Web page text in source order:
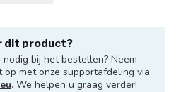
dit product?
bij het bestellen? Neem
op met onze supportafdeling via
. We helpen u graag verder!